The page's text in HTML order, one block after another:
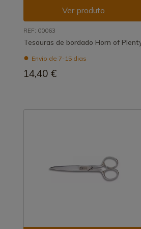
Ver produto
REF: 00063
Tesouras de bordado Horn of
Envio de 7-15 dias
14,40 €